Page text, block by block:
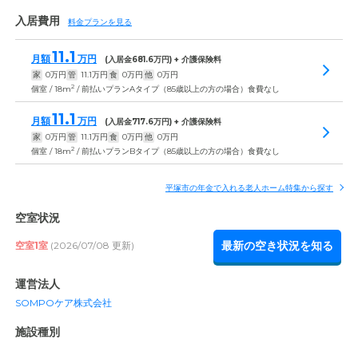
入居費用 料金プランを見る
月額11.1 万円 (入居金681.6万円) + 介護保険料
家 0万円 管 11.1万円 食 0万円 他 0万円
個室 / 18m2 / 前払いプランAタイプ（85歳以上の方の場合）食費なし
月額11.1 万円 (入居金717.6万円) + 介護保険料
家 0万円 管 11.1万円 食 0万円 他 0万円
個室 / 18m2 / 前払いプランBタイプ（85歳以上の方の場合）食費なし
平塚市の年金で入れる老人ホーム特集から探す
空室状況
空室1室 (2026/07/08 更新) 最新の空き状況を知る
運営法人
SOMPOケア株式会社
施設種別